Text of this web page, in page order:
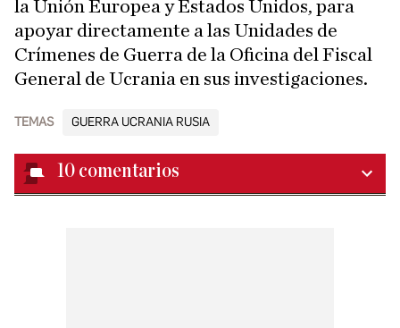
la Unión Europea y Estados Unidos, para
apoyar directamente a las Unidades de
Crímenes de Guerra de la Oficina del Fiscal
General de Ucrania en sus investigaciones.
TEMAS GUERRA UCRANIA RUSIA
10 comentarios